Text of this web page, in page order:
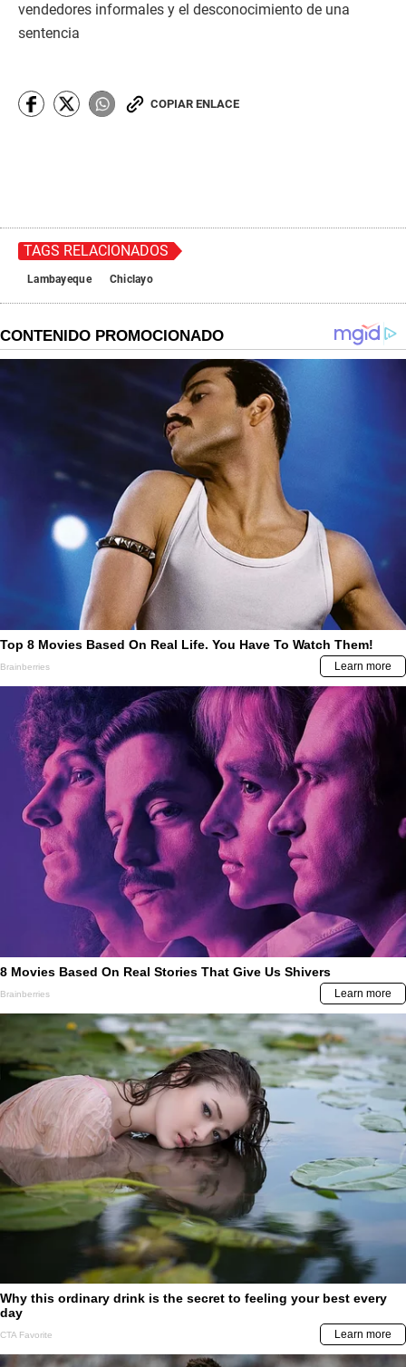
vendedores informales y el desconocimiento de una
sentencia
COPIAR ENLACE
TAGS RELACIONADOS
Lambayeque Chiclayo